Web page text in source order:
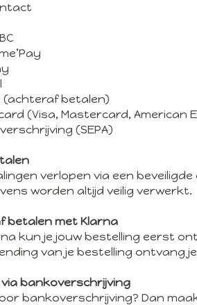
(achteraf betalen)
(Visa, Mastercard, American
(SEPA)
verlopen via een
worden altijd veilig verwerkt.
betalen met Klarna
kun je jouw bestelling eerst
van je bestelling ontvang
bankoverschrijving
bankoverschrijving? Dan